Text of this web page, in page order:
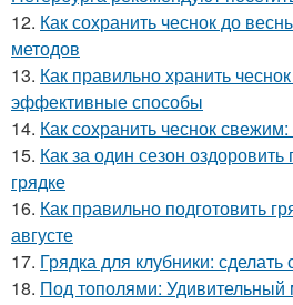
12. Как сохранить чеснок до
методов
13. Как правильно хранить
эффективные способы
14. Как сохранить чеснок
15. Как за один сезон
грядке
16. Как правильно подготовить
августе
17. Грядка для клубники:
18. Под тополями: Удивительный